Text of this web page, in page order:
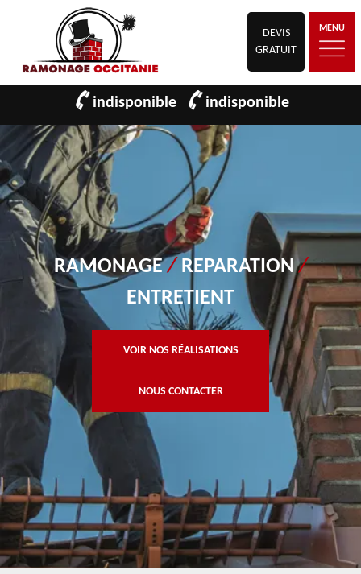
DEVIS
GRATUIT
MENU
indisponible indisponible
RAMONAGE/ REPARATION/
ENTRETIENT
VOIR NOS RÉALISATIONS
NOUS CONTACTER